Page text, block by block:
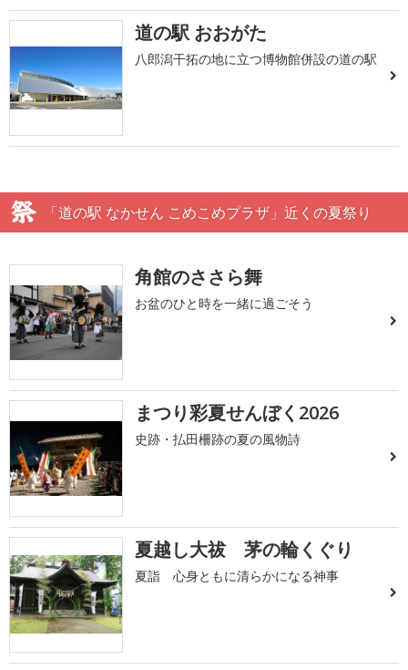
道の駅 おおがた
八郎潟干拓の地に立つ博物館併設の道の駅
「道の駅 なかせん こめこめプラザ」近くの夏祭り
角館のささら舞
お盆のひと時を一緒に過ごそう
まつり彩夏せんぼく2026
史跡・払田柵跡の夏の風物詩
夏越し大祓 茅の輪くぐり
夏詣 心身ともに清らかになる神事